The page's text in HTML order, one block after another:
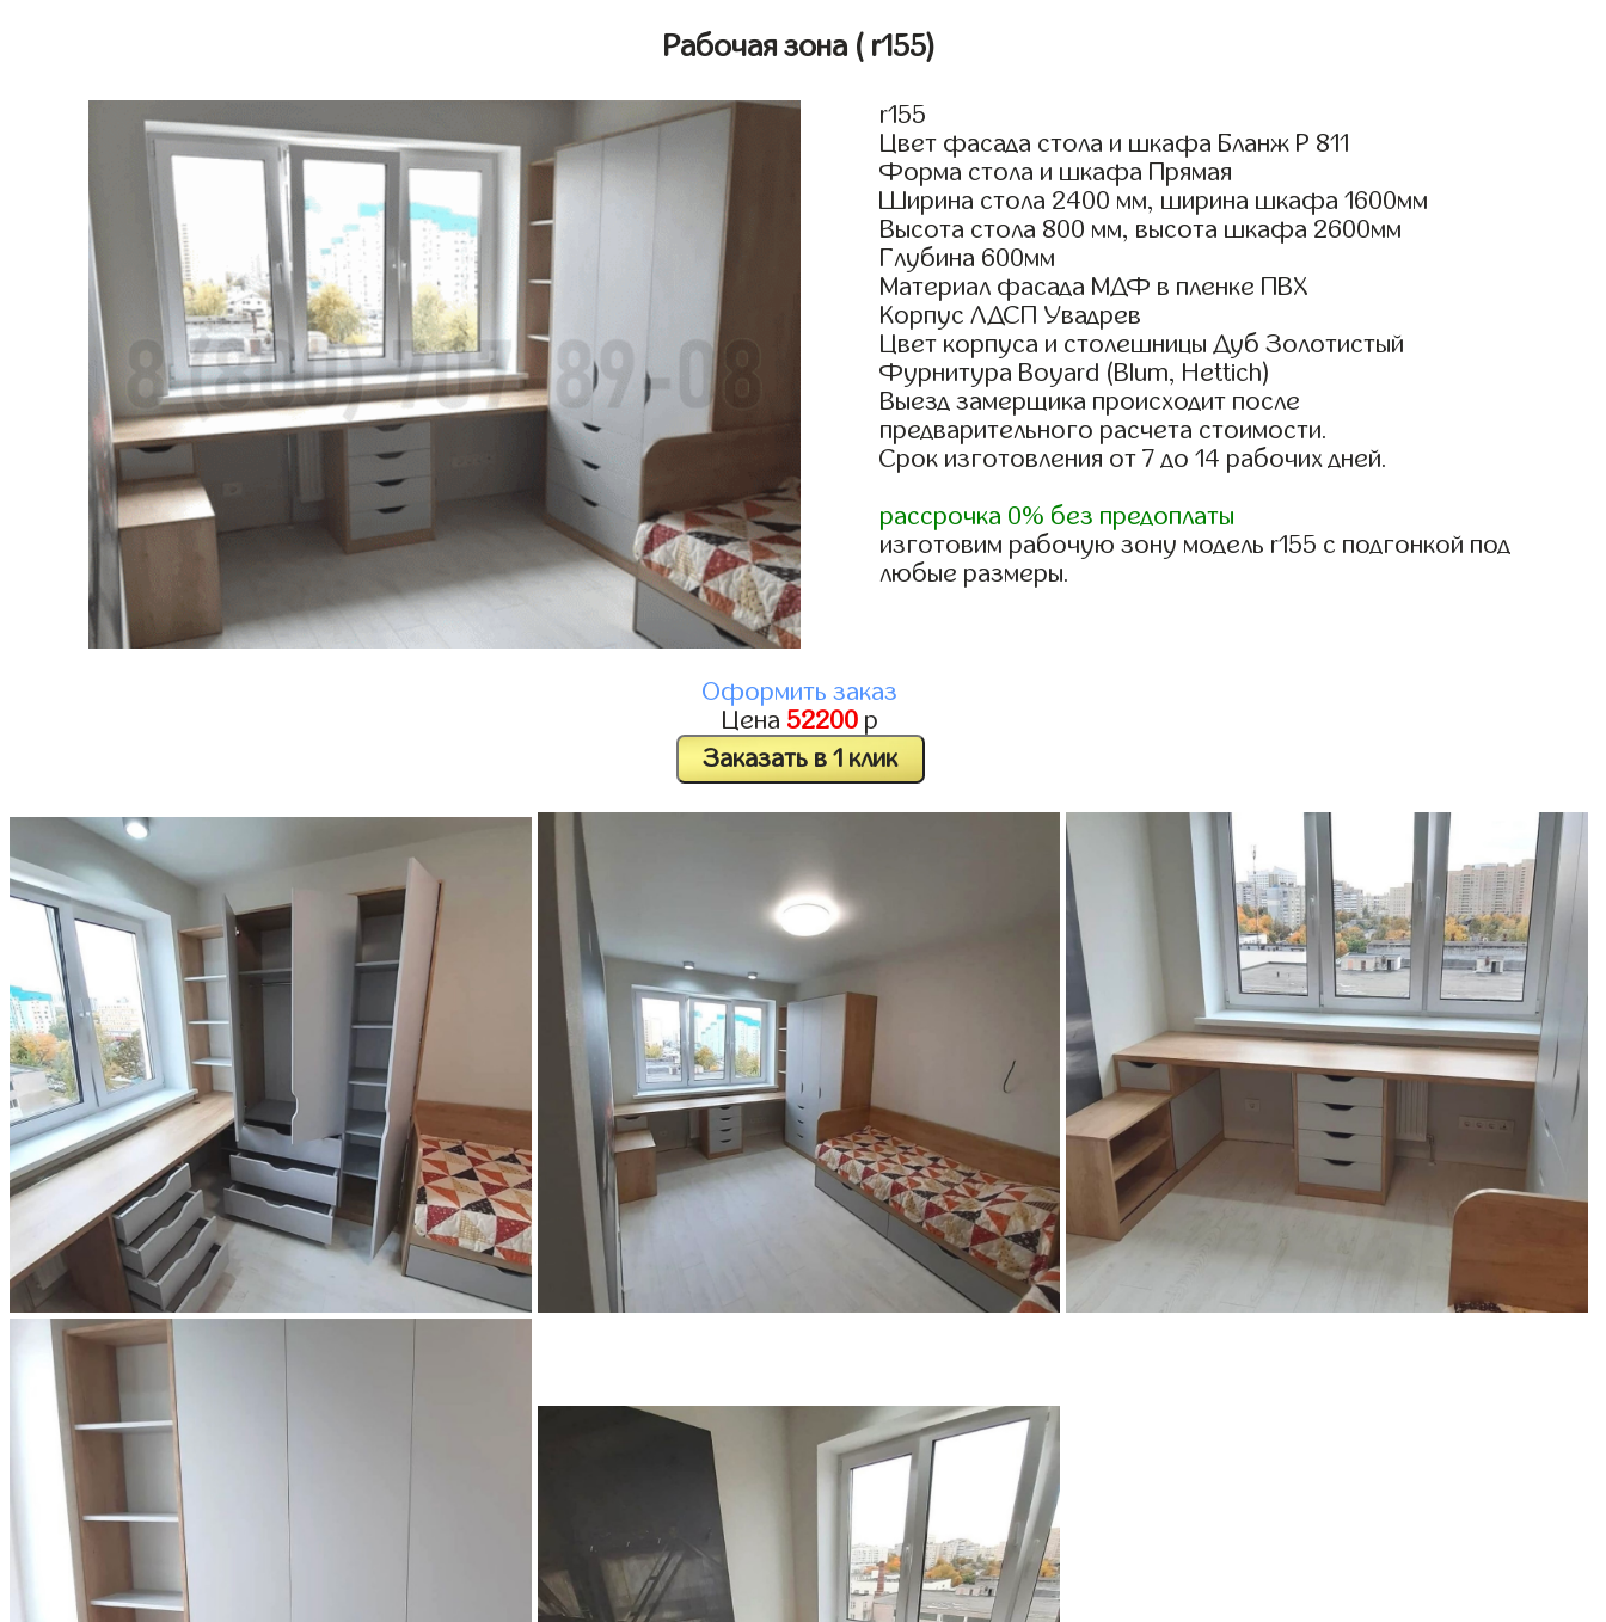
Рабочая зона ( r155)
r155
Цвет фасада стола и шкафа Бланж Р 811
Форма стола и шкафа Прямая
Ширина стола 2400 мм, ширина шкафа 1600мм
Высота стола 800 мм, высота шкафа 2600мм
Глубина 600мм
Материал фасада МДФ в пленке ПВХ
Корпус ЛДСП Увадрев
Цвет корпуса и столешницы Дуб Золотистый
Фурнитура Boyard (Blum, Hettich)
Выезд замерщика происходит после
предварительного расчета стоимости.
Срок изготовления от 7 до 14 рабочих дней.
рассрочка 0% без предоплаты
изготовим рабочую зону модель r155 с подгонкой под
любые размеры.
Оформить заказ
Цена 52200 р
Заказать в 1 клик